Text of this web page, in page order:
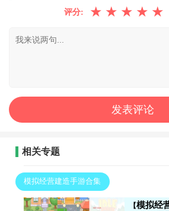
评分: ★ ★ ★ ★ ★
相关专题
模拟经营建造手游合集
模拟经